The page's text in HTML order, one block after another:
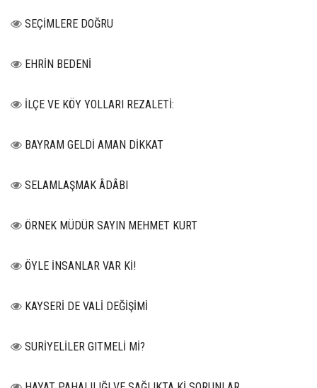
SEÇİMLERE DOĞRU
EHRİN BEDENİ
İLÇE VE KÖY YOLLARI REZALETİ:
BAYRAM GELDİ AMAN DİKKAT
SELAMLAŞMAK ÂDÂBI
ÖRNEK MÜDÜR SAYIN MEHMET KURT
ÖYLE İNSANLAR VAR Kİ!
KAYSERİ DE VALİ DEĞİŞİMİ
SURİYELİLER GITMELİ Mİ?